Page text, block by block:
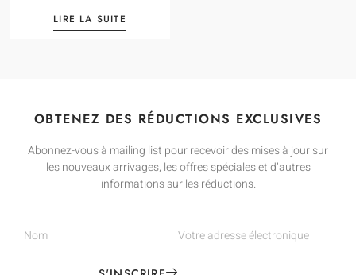
LIRE LA SUITE
OBTENEZ DES RÉDUCTIONS EXCLUSIVES
Abonnez-vous à mailing list pour recevoir des mises à jour sur
les nouveaux arrivages, les offres spéciales et d’autres
informations sur les réductions.